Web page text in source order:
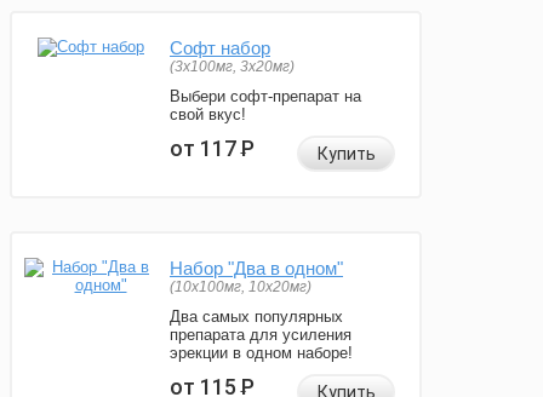
Софт набор
(3x100мг, 3x20мг)
Выбери софт-препарат на
свой вкус!
от 117Р Купить
Набор "Два в одном"
(10x100мг, 10x20мг)
Два самых популярных
препарата для усиления
эрекции в одном наборе!
от 115Р Купить